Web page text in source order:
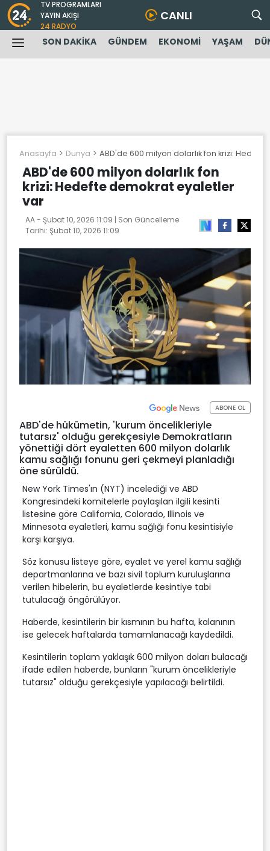
TV PROGRAMLARI
YAYIN AKIŞI
24 RADYO
CANLI
SON DAKİKA GÜNDEM EKONOMİ YAŞAM
Anasayfa Dunya ABD'de 600 milyon dolarlık fon krizi:
ABD'de 600 milyon dolarlık fon
krizi: Hedefte demokrat eyaletler
var
AA - Şubat 10, 2026 11:09 | Son Güncelleme
Tarihi: Şubat 10, 2026 11:09
ABONE OL
ABD'de hükümetin, 'kurum öncelikleriyle
tutarsız' olduğu gerekçesiyle Demokratların
yönettiği dört eyaletten 600 milyon dolarlık
kamu sağlığı fonunu geri çekmeyi planladığı
öne sürüldü.
New York Times'ın (NYT) incelediği ve ABD
Kongresindeki komitelerle paylaşılan ilgili kesinti
listesine göre California, Colorado, Illinois ve
Minnesota eyaletleri, kamu sağlığı fonu kesintisiyle
karşı karşıya.
Söz konusu listeye göre, eyalet ve yerel kamu sağlığı
departmanlarına ve bazı sivil toplum kuruluşlarına
verilen hibelerin, bu eyaletlerde kesintiye tabi
tutulacağı öngörülüyor.
Haberde, kesintilerin bir kısmının bu hafta, kalanının
ise gelecek haftalarda tamamlanacağı kaydedildi.
Kesintilerin toplam yaklaşık 600 milyon doları bulacağı
ifade edilen haberde, bunların "kurum öncelikleriyle
tutarsız" olduğu gerekçesiyle yapılacağı belirtildi.